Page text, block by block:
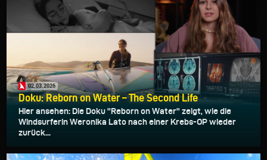
02.03.2026
Doku: Reborn on Water – The Second Life
Hier ansehen: Die Doku "Reborn on Water" zeigt, wie die
Windsurferin Weronika Lato nach einer Krebs-OP wieder
zurück...